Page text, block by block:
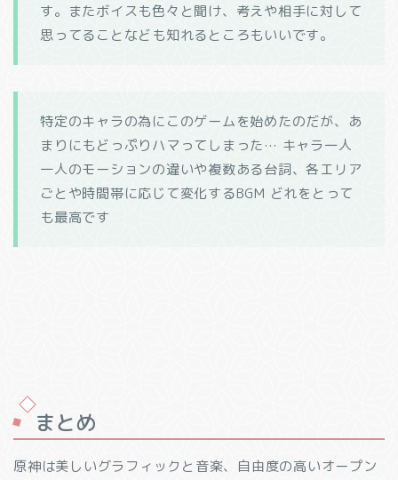
す。またボイスも色々と聞け、考えや相手に対して
思ってることなども知れるところもいいです。
特定のキャラの為にこのゲームを始めたのだが、あ
まりにもどっぷりハマってしまった… キャラ一人
一人のモーションの違いや複数ある台詞、各エリア
ごとや時間帯に応じて変化するBGM どれをとって
も最高です
まとめ
原神は美しいグラフィックと音楽、自由度の高いオープン